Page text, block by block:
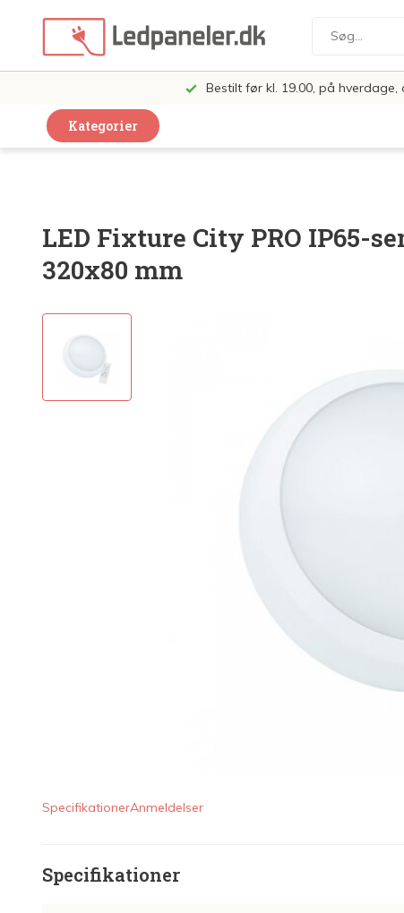
Bestilt før kl. 19.00, på
Kategorier
LED Loft og Væglamper
LED Spots og lamper
LED Pærer
LED Armatur Komplet
LED Butiksbelysning
Installationsmateriale og tilbehør
LED Fixture City PRO IP65-
320x80 mm
SpecifikationerAnmeldelser
Specifikationer